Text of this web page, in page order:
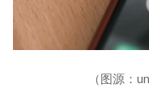
（图源：